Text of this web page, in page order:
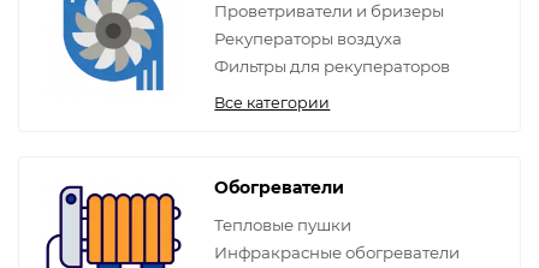
Проветриватели и бризеры
Рекуператоры воздуха
Фильтры для рекуператоров
Все категории
Обогреватели
Тепловые пушки
Инфракрасные обогреватели